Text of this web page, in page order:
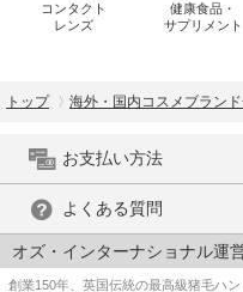
コンタクト
レンズ
健康食品・
サプリメント
トップ 海外・国内コスメブラン
お支払い方法
よくある質問
オズ・インターナショナル運
創業150年、英国伝統の最高級猪毛ハ